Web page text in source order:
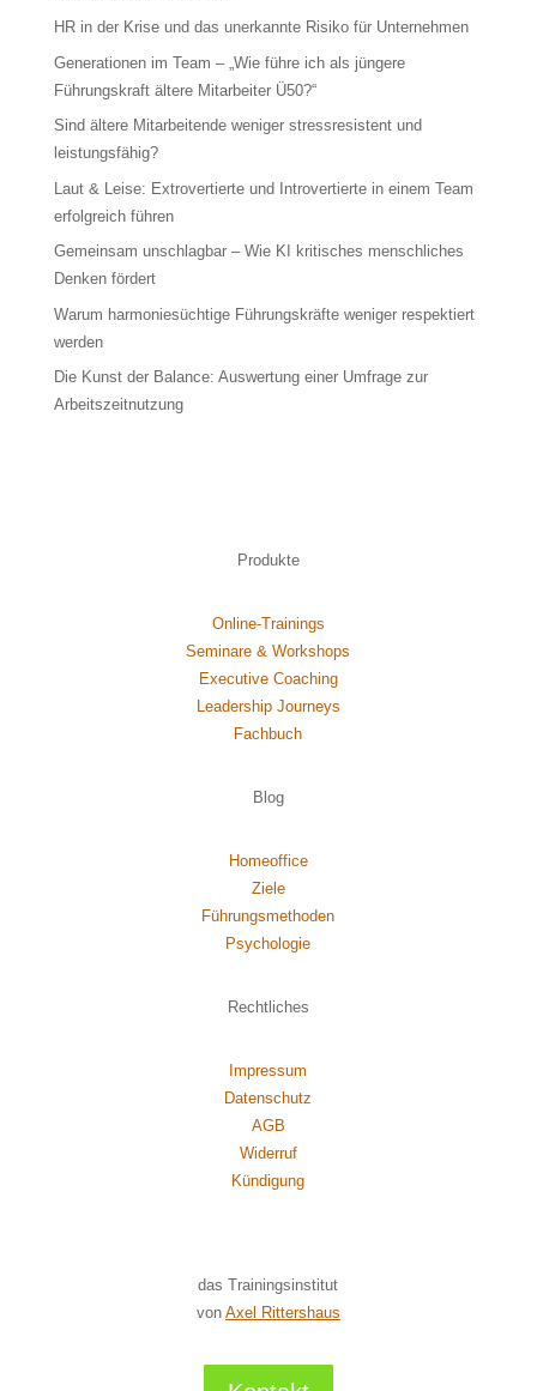
HR in der Krise und das unerkannte Risiko für Unternehmen
Generationen im Team – „Wie führe ich als jüngere
Führungskraft ältere Mitarbeiter Ü50?“
Sind ältere Mitarbeitende weniger stressresistent und
leistungsfähig?
Laut & Leise: Extrovertierte und Introvertierte in einem Team
erfolgreich führen
Gemeinsam unschlagbar – Wie KI kritisches menschliches
Denken fördert
Warum harmoniesüchtige Führungskräfte weniger respektiert
werden
Die Kunst der Balance: Auswertung einer Umfrage zur
Arbeitszeitnutzung
Produkte
Online-Trainings
Seminare & Workshops
Executive Coaching
Leadership Journeys
Fachbuch
Blog
Homeoffice
Ziele
Führungsmethoden
Psychologie
Rechtliches
Impressum
Datenschutz
AGB
Widerruf
Kündigung
das Trainingsinstitut
von Axel Rittershaus